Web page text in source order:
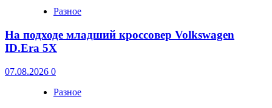
Разное
На подходе младший кроссовер Volkswagen
ID.Era 5X
07.08.2026 0
Разное